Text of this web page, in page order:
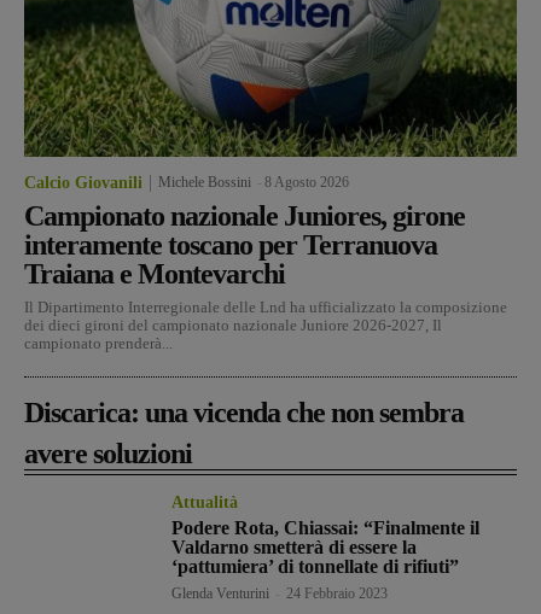
Calcio Giovanili Michele Bossini 8 Agosto 2026
Campionato nazionale Juniores, girone
interamente toscano per Terranuova
Traiana e Montevarchi
Il Dipartimento Interregionale delle Lnd ha ufficializzato la composizione
dei dieci gironi del campionato nazionale Juniore 2026-2027, Il
campionato prenderà...
Discarica: una vicenda che non sembra
avere soluzioni
Attualità
Podere Rota, Chiassai: “Finalmente il
Valdarno smetterà di essere la
‘pattumiera’ di tonnellate di rifiuti”
Glenda Venturini 24 Febbraio 2023